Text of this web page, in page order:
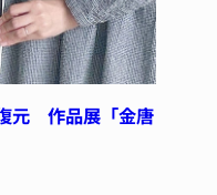
元 作品展「金唐